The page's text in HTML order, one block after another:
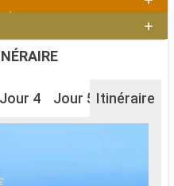
Jour 4 Jour 5 Jour 6
Itinéraire